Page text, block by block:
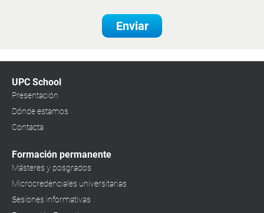
Enviar
UPC School
Presentación
Dónde estamos
Contacta
Formación permanente
Másteres y posgrados
Microcredenciales universitarias
Sesiones informativas